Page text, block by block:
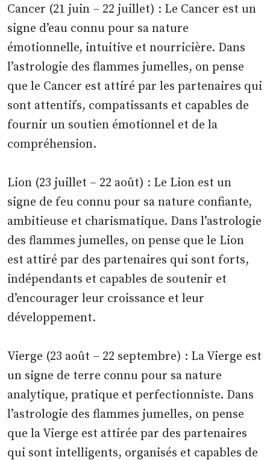
Cancer (21 juin – 22 juillet) : Le Cancer est un
signe d’eau connu pour sa nature
émotionnelle, intuitive et nourricière. Dans
l’astrologie des flammes jumelles, on pense
que le Cancer est attiré par les partenaires qui
sont attentifs, compatissants et capables de
fournir un soutien émotionnel et de la
compréhension.
Lion (23 juillet – 22 août) : Le Lion est un
signe de feu connu pour sa nature confiante,
ambitieuse et charismatique. Dans l’astrologie
des flammes jumelles, on pense que le Lion
est attiré par des partenaires qui sont forts,
indépendants et capables de soutenir et
d’encourager leur croissance et leur
développement.
Vierge (23 août – 22 septembre) : La Vierge est
un signe de terre connu pour sa nature
analytique, pratique et perfectionniste. Dans
l’astrologie des flammes jumelles, on pense
que la Vierge est attirée par des partenaires
qui sont intelligents, organisés et capables de